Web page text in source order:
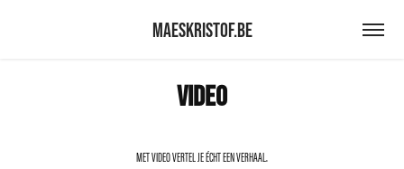
maeskristof.be
VIDEO
MET VIDEO VERTEL JE ÉCHT EEN VERHAAL.